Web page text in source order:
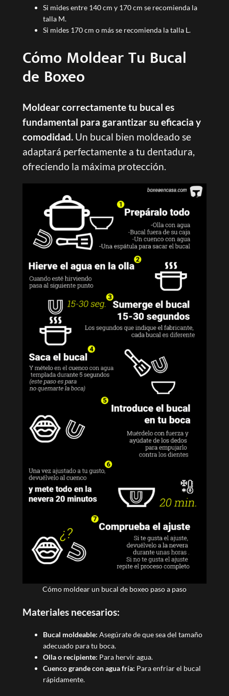
Si mides entre 140 cm y 170 cm se recomienda la
talla M.
Si mides 170 cm o más se recomienda la talla L.
Cómo Moldear Tu Bucal
de Boxeo
Moldear correctamente tu bucal es
fundamental para garantizar su eficacia y
comodidad.Un bucal bien moldeado se
adaptará perfectamente a tu dentadura,
ofreciendo la máxima protección.
Cómo moldear un bucal de boxeo paso a paso
Materiales necesarios:
Bucal moldeable: Asegúrate de que sea del tamaño
adecuado para tu boca.
Olla o recipiente: Para hervir agua.
Cuenco grande con agua fría: Para enfriar el bucal
rápidamente.